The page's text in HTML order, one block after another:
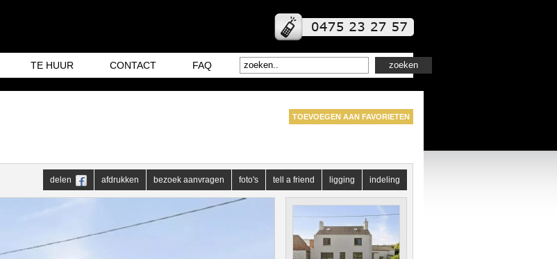
TE HUUR CONTACT FAQ
TOEVOEGEN AAN FAVORIETEN
delen afdrukken bezoek aanvragen foto's tell a friend ligging indeling